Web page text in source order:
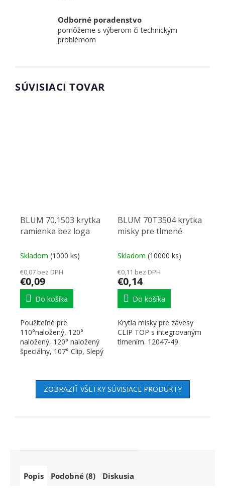
Odborné poradenstvo
pomôžeme s výberom či technickým
problémom
SÚVISIACI TOVAR
BLUM 70.1503 krytka
ramienka bez loga
Skladom (1000 ks)
€0,07 bez DPH
€0,09
Do košíka
Použiteľné pre
110°naložený, 120°
naložený, 120° naložený
špeciálny, 107° Clip, Slepý
BLUM 70T3504 krytka
misky pre tlmené
Skladom (10000 ks)
€0,11 bez DPH
€0,14
Do košíka
Krytla misky pre závesy
CLIP TOP s integrovaným
tlmením. 12047-49.
ZOBRAZIŤ VŠETKY SÚVISIACE PRODUKTY
Popis Podobné (8) Diskusia